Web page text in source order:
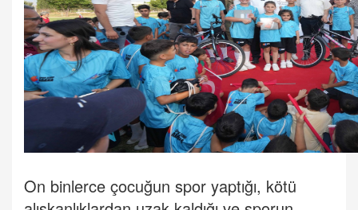
On binlerce çocuğun spor yaptığı, kötü